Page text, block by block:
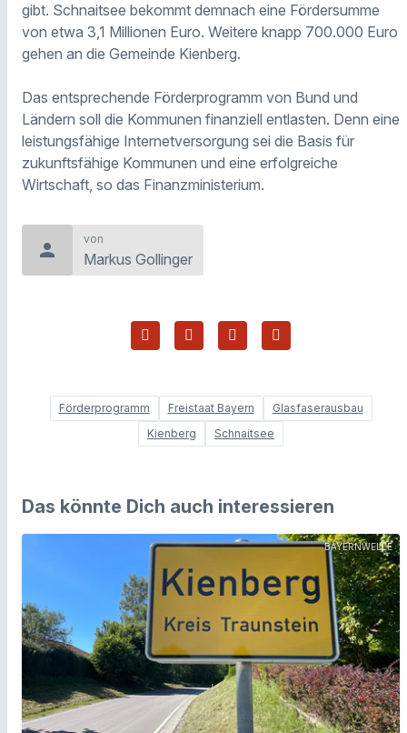
gibt. Schnaitsee bekommt demnach eine Fördersumme
von etwa 3,1 Millionen Euro. Weitere knapp 700.000 Euro
gehen an die Gemeinde Kienberg.
Das entsprechende Förderprogramm von Bund und
Ländern soll die Kommunen finanziell entlasten. Denn eine
leistungsfähige Internetversorgung sei die Basis für
zukunftsfähige Kommunen und eine erfolgreiche
Wirtschaft, so das Finanzministerium.
person
von
Markus Gollinger
Förderprogramm Freistaat Bayern
Glasfaserausbau
Kienberg
Schnaitsee
Das könnte Dich auch interessieren
BAYERNWELLE